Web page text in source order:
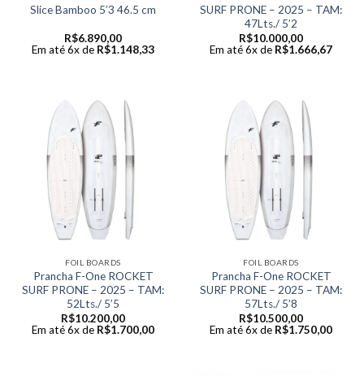
Slice Bamboo 5’3 46.5 cm
R$6.890,00
Em até 6x de R$1.148,33
SURF PRONE – 2025 – TAM:
47Lts./ 5’2
R$10.000,00
Em até 6x de R$1.666,67
FOIL BOARDS
Prancha F-One ROCKET
SURF PRONE – 2025 – TAM:
52Lts./ 5’5
R$10.200,00
Em até 6x de R$1.700,00
FOIL BOARDS
Prancha F-One ROCKET
SURF PRONE – 2025 – TAM:
57Lts./ 5’8
R$10.500,00
Em até 6x de R$1.750,00